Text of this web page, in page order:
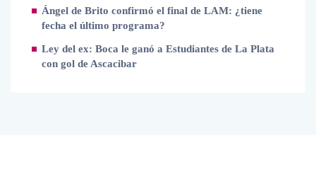
Ángel de Brito confirmó el final de LAM: ¿tiene
fecha el último programa?
Ley del ex: Boca le ganó a Estudiantes de La Plata
con gol de Ascacibar